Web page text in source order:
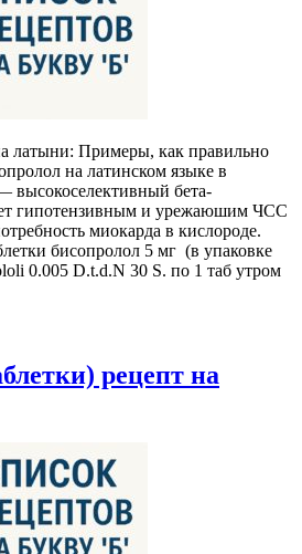
латыни: Примеры, как правильно
на латинском языке в
высокоселективный бета-
гипотензивным и урежаюшим ЧСС
миокарда в кислороде.
бисопролол 5 мг (в упаковке
0.005 D.t.d.N 30 S. по 1 таб утром
рецепт на